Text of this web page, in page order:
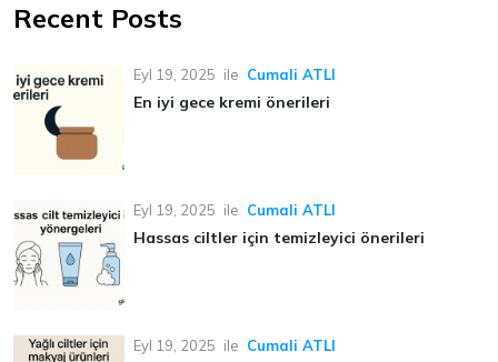
Recent Posts
Eyl 19, 2025 ile Cumali ATLI
En iyi gece kremi önerileri
Eyl 19, 2025 ile Cumali ATLI
Hassas ciltler için temizleyici önerileri
Eyl 19, 2025 ile Cumali ATLI